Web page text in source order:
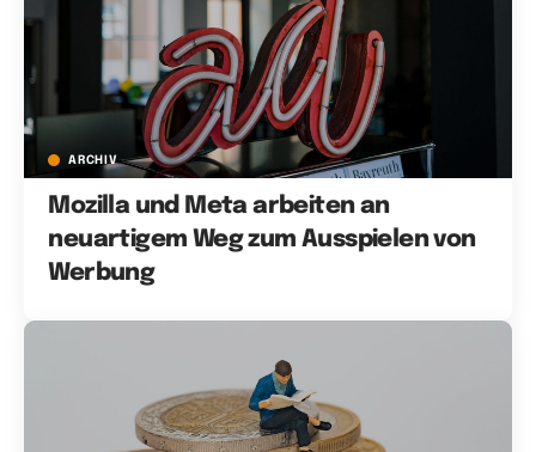
ARCHIV
Mozilla und Meta arbeiten an
neuartigem Weg zum Ausspielen von
Werbung